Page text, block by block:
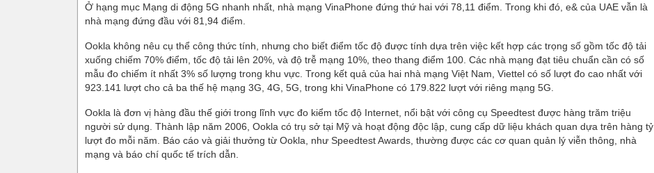
Ở hạng mục Mạng di động 5G nhanh nhất, nhà mạng VinaPhone đứng thứ hai với 78,11 điểm. Trong khi đó, e& của UAE vẫn là
nhà mạng đứng đầu với 81,94 điểm.
Ookla không nêu cụ thể công thức tính, nhưng cho biết điểm tốc độ được tính dựa trên việc kết hợp các trọng số gồm tốc độ tải
xuống chiếm 70% điểm, tốc độ tải lên 20%, và độ trễ mạng 10%, theo thang điểm 100. Các nhà mạng đạt tiêu chuẩn cần có số
mẫu đo chiếm ít nhất 3% số lượng trong khu vực. Trong kết quả của hai nhà mạng Việt Nam, Viettel có số lượt đo cao nhất với
923.141 lượt cho cả ba thế hệ mạng 3G, 4G, 5G, trong khi VinaPhone có 179.822 lượt với riêng mạng 5G.
Ookla là đơn vị hàng đầu thế giới trong lĩnh vực đo kiểm tốc độ Internet, nổi bật với công cụ Speedtest được hàng trăm triệu
người sử dụng. Thành lập năm 2006, Ookla có trụ sở tại Mỹ và hoạt động độc lập, cung cấp dữ liệu khách quan dựa trên hàng tỷ
lượt đo mỗi năm. Báo cáo và giải thưởng từ Ookla, như Speedtest Awards, thường được các cơ quan quản lý viễn thông, nhà
mạng và báo chí quốc tế trích dẫn.